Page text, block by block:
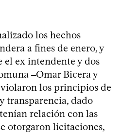
los hechos
a fines de enero, y
ex intendente y dos
‒Omar Bicera y
los principios de
transparencia, dado
relación con las
otorgaron licitaciones,